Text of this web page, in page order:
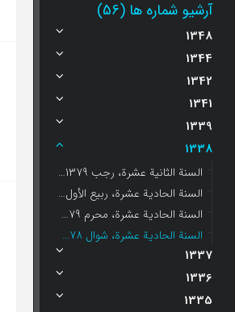
آرشیو شماره ها (56)
1348
1344
1342
1341
1339
1338
السنة الثانیة عشرة، رجب 1379 - العدد 1
السنة الحادیة عشرة، ربیع الأول 1379 - العدد 4
السنة الحادیة عشرة، محرم 1379 - العدد 3
السنة الحادیة عشرة، شوال 1378 - العدد 2
1337
1336
1335